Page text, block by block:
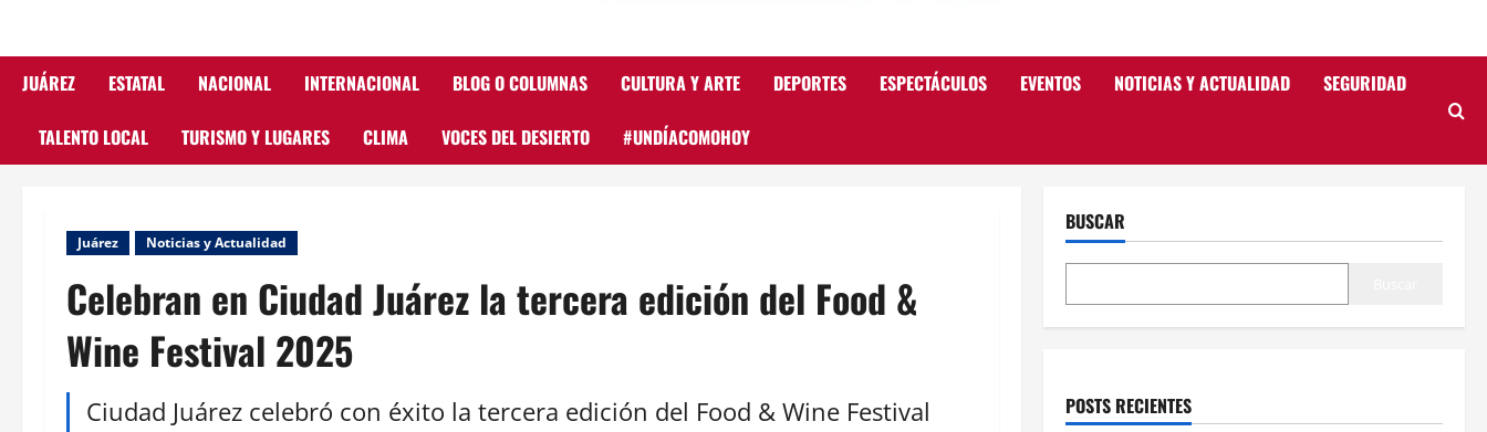
JUÁREZ ESTATAL NACIONAL INTERNACIONAL BLOG O COLUMNAS CULTURA Y ARTE DEPORTES ESPECTÁCULOS EVENTOS NOTICIAS Y ACTUALIDAD SEGURIDAD
TALENTO LOCAL TURISMO Y LUGARES CLIMA VOCES DEL DESIERTO #UNDÍACOMOHOY
Juárez Noticias y Actualidad
Celebran en Ciudad Juárez la tercera edición del Food &
Wine Festival 2025
Ciudad Juárez celebró con éxito la tercera edición del Food & Wine Festival
BUSCAR
POSTS RECIENTES